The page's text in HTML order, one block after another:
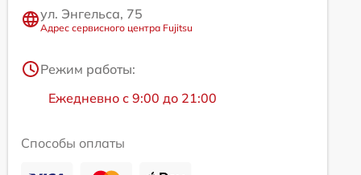
ул. Энгельса, 75
Адрес сервисного центра Fujitsu
Режим работы:
Ежедневно с 9:00 до 21:00
Способы оплаты